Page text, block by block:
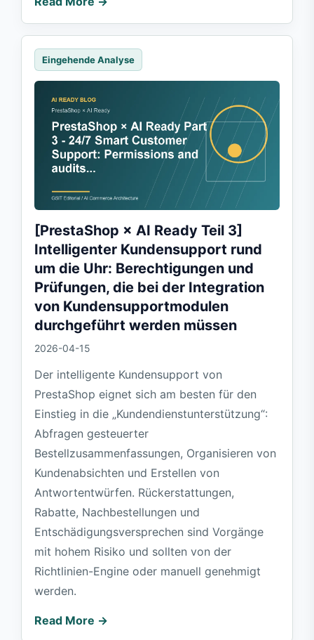
Eingehende Analyse
[PrestaShop × AI Ready Teil 3]
Intelligenter Kundensupport rund
um die Uhr: Berechtigungen und
Prüfungen, die bei der Integration
von Kundensupportmodulen
durchgeführt werden müssen
2026-04-15
Der intelligente Kundensupport von
PrestaShop eignet sich am besten für den
Einstieg in die „Kundendienstunterstützung“:
Abfragen gesteuerter
Bestellzusammenfassungen, Organisieren von
Kundenabsichten und Erstellen von
Antwortentwürfen. Rückerstattungen,
Rabatte, Nachbestellungen und
Entschädigungsversprechen sind Vorgänge
mit hohem Risiko und sollten von der
Richtlinien-Engine oder manuell genehmigt
werden.
Read More →